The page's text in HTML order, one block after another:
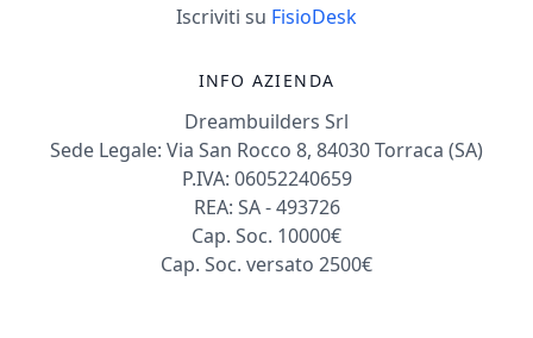
Iscriviti su FisioDesk
INFO AZIENDA
Dreambuilders Srl
Sede Legale: Via San Rocco 8, 84030 Torraca (SA)
P.IVA: 06052240659
REA: SA - 493726
Cap. Soc. 10000€
Cap. Soc. versato 2500€